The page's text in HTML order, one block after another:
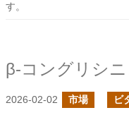
す。
2026-02-02 市場 ビ